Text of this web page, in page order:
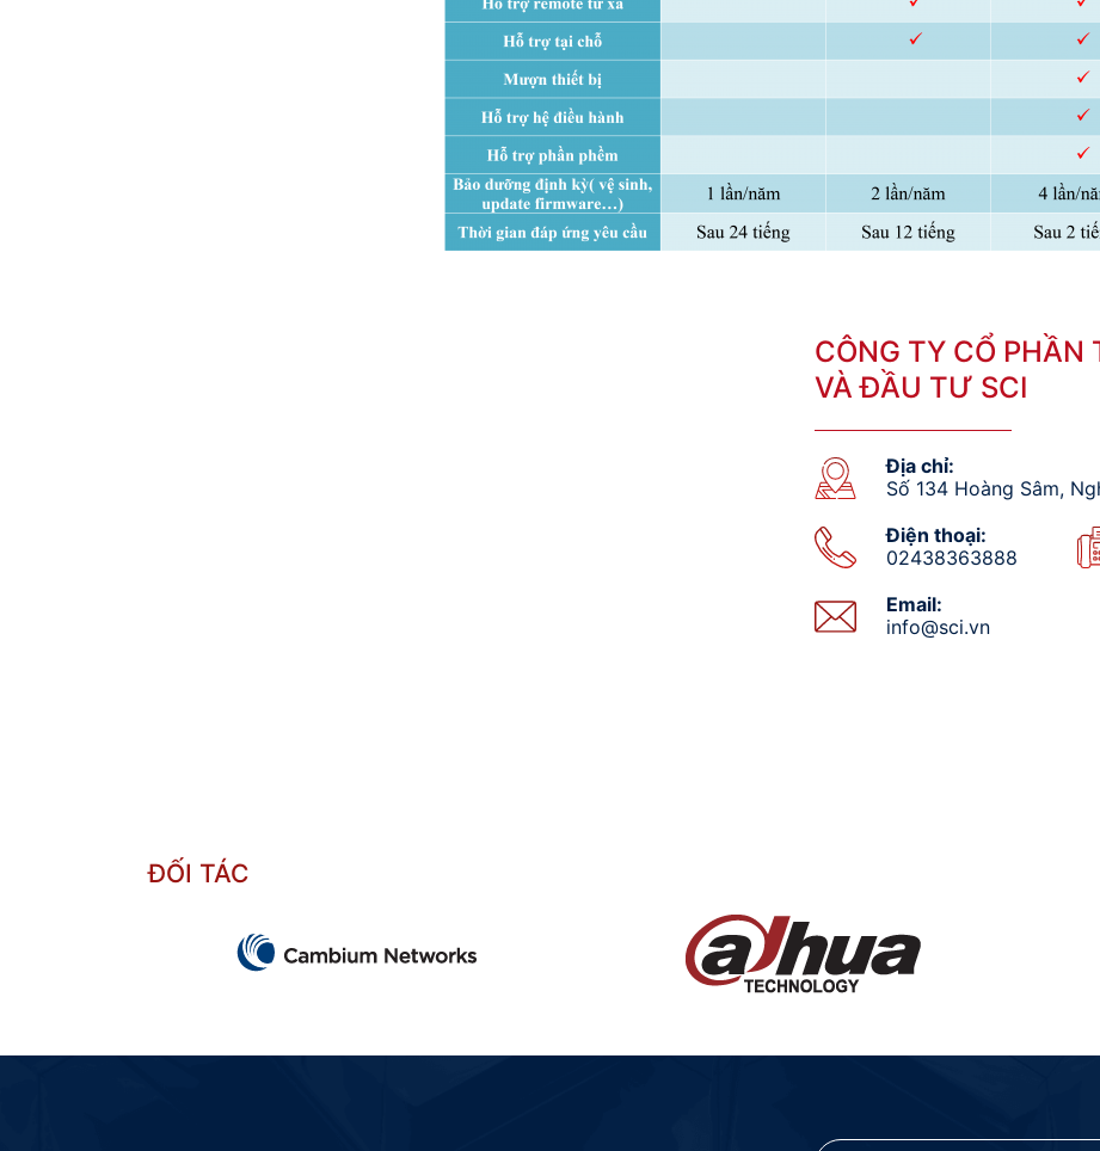
CÔNG TY CỔ PHẦN
VÀ ĐẦU TƯ SCI
Địa chỉ:
Số 134 Hoàng Sâm,
Điện thoại:
02438363888
Email:
info@sci.vn
ĐỐI TÁC